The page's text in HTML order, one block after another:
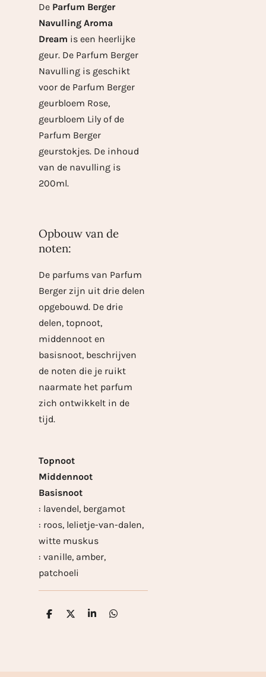
De Parfum Berger
Navulling Aroma
Dream is een heerlijke
geur. De Parfum Berger
Navulling is geschikt
voor de Parfum Berger
geurbloem Rose,
geurbloem Lily of de
Parfum Berger
geurstokjes. De inhoud
van de navulling is
200ml.
Opbouw van de
noten:
De parfums van Parfum
Berger zijn uit drie delen
opgebouwd. De drie
delen, topnoot,
middennoot en
basisnoot, beschrijven
de noten die je ruikt
naarmate het parfum
zich ontwikkelt in de
tijd.
Topnoot
Middennoot
Basisnoot
: lavendel, bergamot
: roos, lelietje-van-dalen,
witte muskus
: vanille, amber,
patchoeli
D
D
S
D